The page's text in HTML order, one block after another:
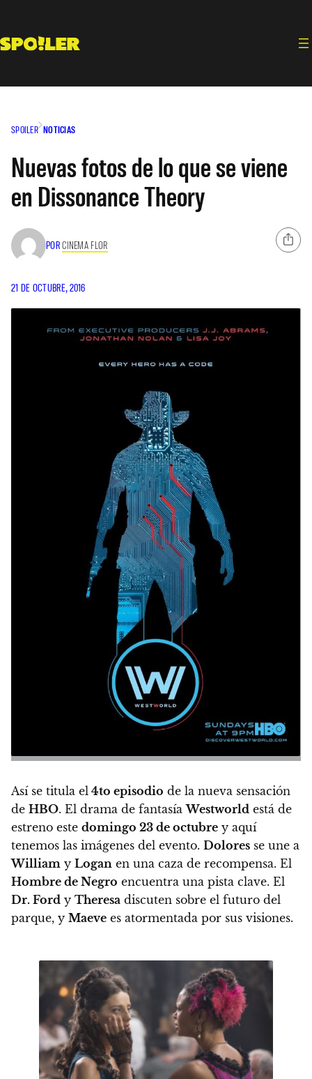
contenido
SPOILER NOTICIAS
Nuevas fotos de lo que se viene
en Dissonance Theory
PORCINEMA FLOR
21 DE OCTUBRE, 2016
Así se titula el 4to episodio de la nueva sensación
de HBO. El drama de fantasíaWestworld está de
estreno este domingo 23 de octubre y aquí
tenemos las imágenes del evento. Dolores se une a
William y Logan en una caza de recompensa. El
Hombre de Negro encuentra una pista clave. El
Dr. Ford y Theresa discuten sobre el futuro del
parque, y Maeve es atormentada por sus visiones.